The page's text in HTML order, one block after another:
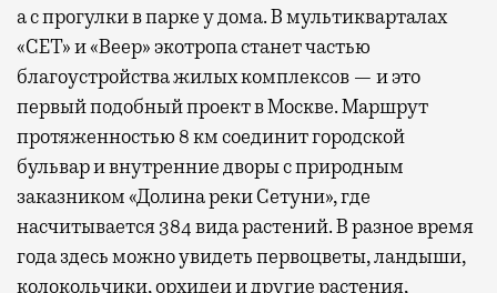
а с прогулки в парке у дома. В мультикварталах
«СЕТ» и «Веер» экотропа станет частью
благоустройства жилых комплексов — и это
первый подобный проект в Москве. Маршрут
протяженностью 8 км соединит городской
бульвар и внутренние дворы с природным
заказником «Долина реки Сетуни», где
насчитывается 384 вида растений. В разное время
года здесь можно увидеть первоцветы, ландыши,
колокольчики, орхидеи и другие растения,